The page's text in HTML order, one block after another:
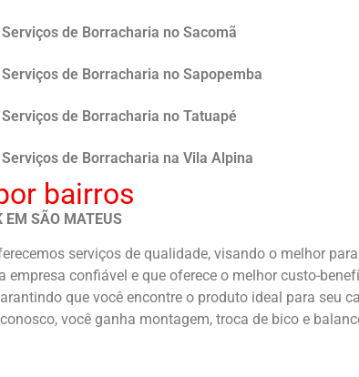
de Borracharia no Sacomã
de Borracharia no Sapopemba
de Borracharia no Tatuapé
de Borracharia na Vila Alpina
bairros
EM SÃO MATEUS
serviços de qualidade, visando o melhor
empresa confiável e que oferece o melhor custo-
que você encontre o produto ideal para seu
você ganha montagem, troca de bico e